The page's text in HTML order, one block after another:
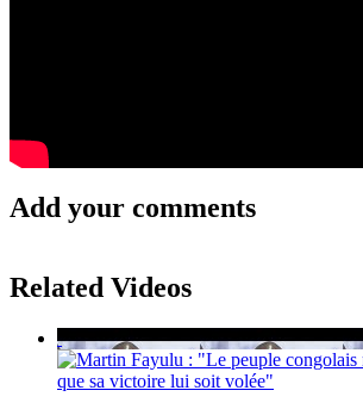
Add your comments
Related Videos